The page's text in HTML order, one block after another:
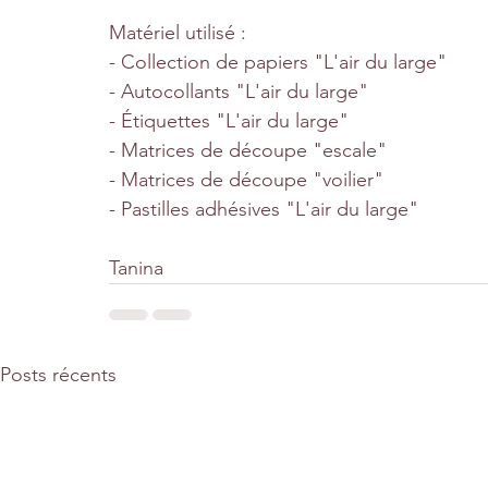
Matériel utilisé :
- Collection de papiers "L'air du large"
- Autocollants "L'air du large"
- Étiquettes "L'air du large"
- Matrices de découpe "escale"
- Matrices de découpe "voilier"
- Pastilles adhésives "L'air du large"
Tanina
Posts récents